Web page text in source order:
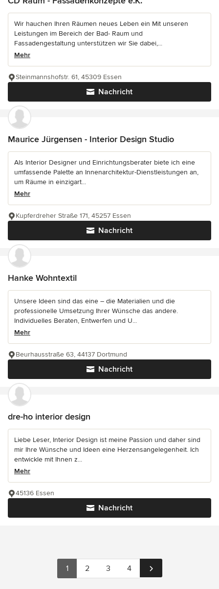
Wir hauchen Ihren Räumen neues Leben ein Mit unseren
Leistungen im Bereich der Bad- Raum und
Fassadengestaltung unterstützen wir Sie dabei,...
Mehr
Nachricht
Steinmannshofstr. 61, 45309 Essen
Maurice Jürgensen - Interior Design Studio
Als Interior Designer und Einrichtungsberater biete ich eine
umfassende Palette an Innenarchitektur-Dienstleistungen an,
um Räume in einzigart...
Mehr
Nachricht
Kupferdreher Straße 171, 45257 Essen
Hanke Wohntextil
Unsere Ideen sind das eine – die Materialien und die
professionelle Umsetzung Ihrer Wünsche das andere.
Individuelles Beraten, Entwerfen und U...
Mehr
Nachricht
Beurhausstraße 63, 44137 Dortmund
dre-ho interior design
Liebe Leser, Interior Design ist meine Passion und daher sind
mir Ihre Wünsche und Ideen eine Herzensangelegenheit. Ich
entwickle mit Ihnen z...
Mehr
Nachricht
45136 Essen
1 2 3 4